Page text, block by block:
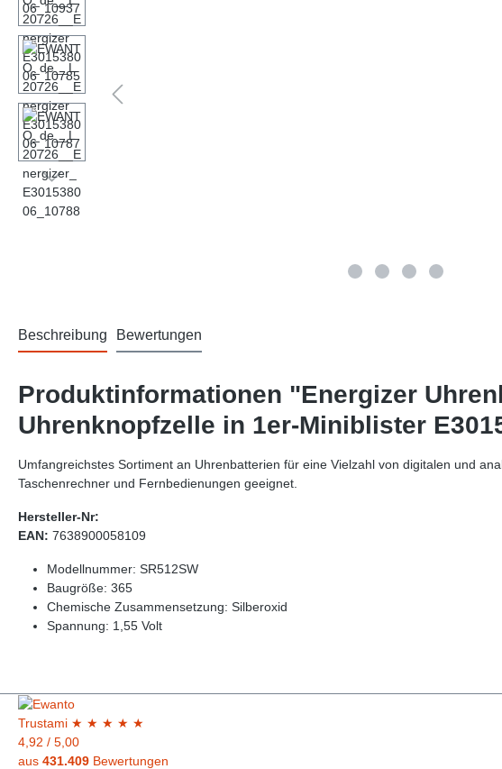
Beschreibung Bewertungen
Produktinformationen "Energizer
Uhrenknopfzelle in 1er-Miniblister
Umfangreichstes Sortiment an Uhrenbatterien für eine Vielzahl von digitalen und
Taschenrechner und Fernbedienungen geeignet.
Hersteller-Nr:
EAN: 7638900058109
Modellnummer: SR512SW
Baugröße: 365
Chemische Zusammensetzung: Silberoxid
Spannung: 1,55 Volt
Trustami ★ ★ ★ ★ ★
4,92 / 5,00
aus 431.409 Bewertungen